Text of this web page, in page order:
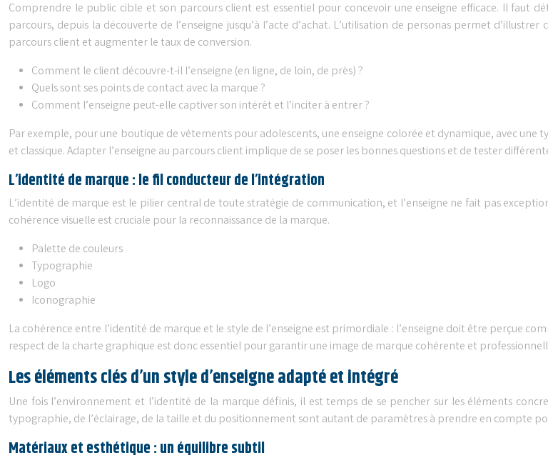
Comprendre le public cible et son parcours client est essentiel pour concevoir une enseigne efficace. Il faut
parcours, depuis la découverte de l’enseigne jusqu’à l’acte d’achat. L’utilisation de personas permet
parcours client et augmenter le taux de conversion.
Comment le client découvre-t-il l’enseigne (en ligne, de loin, de près) ?
Quels sont ses points de contact avec la marque ?
Comment l’enseigne peut-elle captiver son intérêt et l’inciter à entrer ?
Par exemple, pour une boutique de vêtements pour adolescents, une enseigne colorée et dynamique, avec une
et classique. Adapter l’enseigne au parcours client implique de se poser les bonnes questions et de tester
L’identité de marque : le fil conducteur de l’intégration
L’identité de marque est le pilier central de toute stratégie de communication, et l’enseigne ne fait pas
cohérence visuelle est cruciale pour la reconnaissance de la marque.
Palette de couleurs
Typographie
Logo
Iconographie
La cohérence entre l’identité de marque et le style de l’enseigne est primordiale : l’enseigne doit être perçue
respect de la charte graphique est donc essentiel pour garantir une image de marque cohérente et
Les éléments clés d’un style d’enseigne adapté et intégré
Une fois l’environnement et l’identité de la marque définis, il est temps de se pencher sur les éléments
typographie, de l’éclairage, de la taille et du positionnement sont autant de paramètres à prendre en compte
Matériaux et esthétique : un équilibre subtil